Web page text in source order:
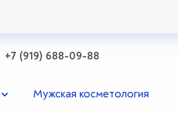
+7 (919) 688-09-88
Мужская косметология